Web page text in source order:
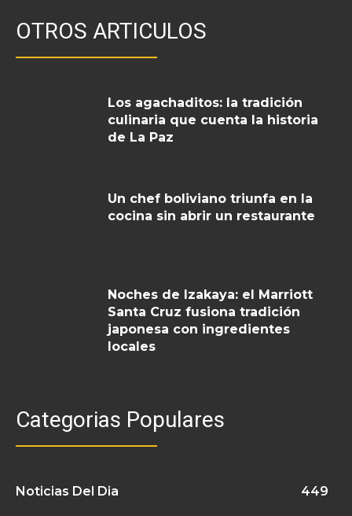
OTROS ARTICULOS
Los agachaditos: la tradición
culinaria que cuenta la historia
de La Paz
Un chef boliviano triunfa en la
cocina sin abrir un restaurante
Noches de Izakaya: el Marriott
Santa Cruz fusiona tradición
japonesa con ingredientes
locales
Categorias Populares
Noticias Del Dia 449